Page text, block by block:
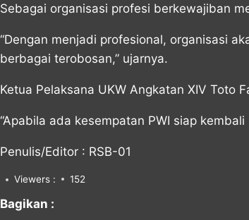
Sebagai organisasi profesi berkewajiban
“Dengan menjadi profesional, organisasi
berbagai terobosan,” ujarnya.
Ketua Pelaksana UKW Angkatan XIV
“Apabila ada kesempatan PWI siap
Penulis/Editor : RSB-01
Viewers : 152
Bagikan :